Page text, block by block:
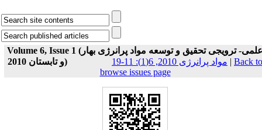
Volume 6, Issue 1 (علمی- ترویجی تحقیق و توسعه مواد پرانرژی بهار
و تابستان 2010)
مواد پرانرژی 2010, 6(1): 11-19 | Back to
browse issues page